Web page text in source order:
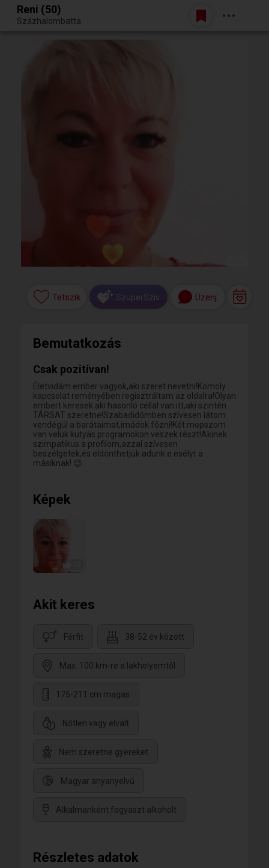
Egy jó randiból bármi lehet.
Belépés
Reni (50)
Százhalombatta
Tetszik SzuperSzív Üzenj
Bemutatkozás
Csak pozitívan!
Életvidám ember vagyok,aki szeret nevetni!Komoly
kapcsolat reményében regisztráltam az oldalra!Olyan
embert keresek aki hasonló céllal van itt,aki szintén
TÁRSAT szeretne!Szabadidőmben szívesen látom
vendégül a barátaimat,imádok főzni!Két mopszom
van velük kutyás programokon veszek részt!Akinek
szimpatikus a profilom,azzal szívesen
beszélgetek,és eldönthetjük adunk e esélyt a
másiknak! 😊
Képek
Akit keres
Férfit 38-52 év között
Max. 100 km-re a lakhelyemtől
175-211 cm magas
Nőtlen vagy elvált
Nem szeretne gyereket
Magyar anyanyelvű
Alkalmanként fogyaszt alkoholt
Részletes adatok